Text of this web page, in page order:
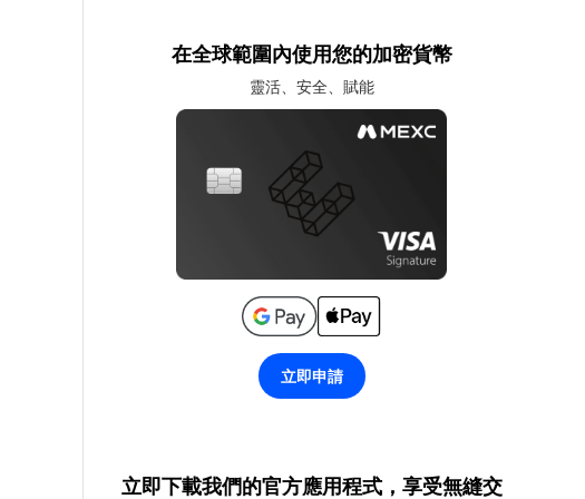
在全球範圍內使用您的加密貨幣
靈活、安全、賦能
立即申請
立即下載我們的官方應用程式，享受無縫交